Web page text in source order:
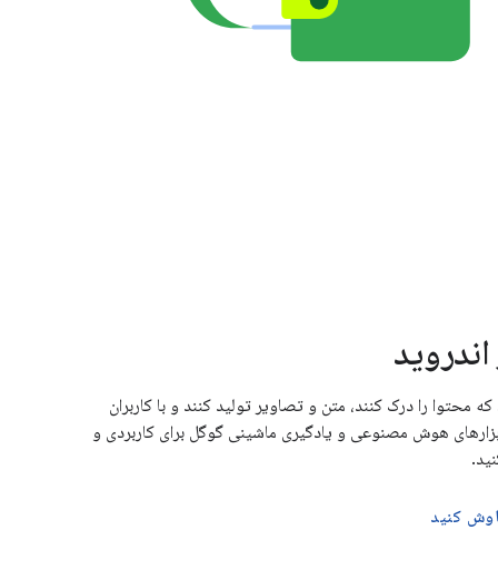
محتوا را درک کنند، متن و تصاویر تولید کنند و با کاربران
هوش مصنوعی و یادگیری ماشینی گوگل برای کاربردی و
کنید